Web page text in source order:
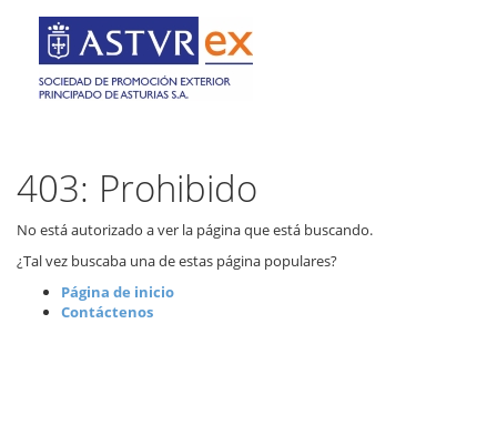
403: Prohibido
No está autorizado a ver la página que está buscando.
¿Tal vez buscaba una de estas página populares?
Página de inicio
Contáctenos